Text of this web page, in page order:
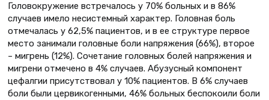
Головокружение встречалось у 70% больных и в 86%
случаев имело несистемный характер. Головная боль
отмечалась у 62,5% пациентов, и в ее структуре первое
место занимали головные боли напряжения (66%), второе
– мигрень (12%). Сочетание головных болей напряжения и
мигрени отмечено в 4% случаев. Абузусный компонент
цефалгии присутствовал у 10% пациентов. В 6% случаев
боли были цервикогенными, 46% больных беспокоили боли